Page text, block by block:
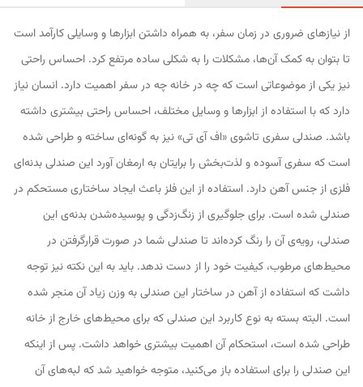
از نیازهای ضروری در زمان سفر، به همراه داشتن ابزارها و وسایلی کارآمد است
تا بتوان به کمک آن‌ها، مشکلات را به شکلی ساده مرتفع کرد. احساس راحتی
نیز یکی از موضوعاتی است که چه در خانه چه در سفر اهمیت دارد. انسان نیاز
دارد که با استفاده از ابزارها و وسایل مختلف، احساس راحتی بیشتری داشته
باشد. صندلی سفری تاشوی «اف آی تی» نیز به گونه‌ای ساخته و طراحی شده
است که سفری آسوده و لذت‌بخش را برایتان به ارمغان آورد این صندلی بدنه‌ای
فلزی از جنس آهن دارد. استفاده از این فلز باعث ایجاد ساختاری مستحکم در
صندلی شده است. برای جلوگیری از زنگ‌زدگی و پوسیده‌شدن بدنه‌ی این
صندلی، رویه‌ی آن را رنگ کرده‌اند تا صندلی شما در صورت قرار‌گرفتن در
محیط‌های مرطوب، کیفیت خود را از دست ندهد. باید به این نکته نیز توجه
داشت که استفاده از آهن در ساختار این صندلی به وزن زیاد آن منجر شده
است. البته بسته به نوع کاربرد این صندلی که برای محیط‌های خارج از خانه
طراحی شده است، استحکام آن اهمیت بیشتری خواهد داشت. پس از اینکه
این صندلی را برای استفاده باز می‌کنید، متوجه خواهید شد که لبه‌های آن